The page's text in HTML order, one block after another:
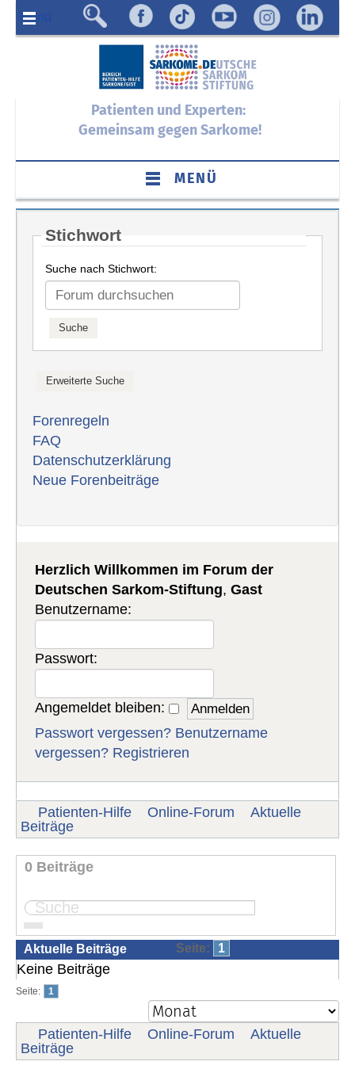
Menü
Patienten und Experten:
Gemeinsam gegen Sarkome!
MENÜ
Stichwort
Suche nach Stichwort:
Forenregeln
FAQ
Datenschutzerklärung
Neue Forenbeiträge
Herzlich Willkommen im Forum der
Deutschen Sarkom-Stiftung,Gast
Benutzername:
Passwort:
Angemeldet bleiben:
Passwort vergessen? Benutzername
vergessen? Registrieren
Patienten-Hilfe Online-Forum
Aktuelle
Beiträge
0 Beiträge
Seite: 1
Aktuelle Beiträge
Keine Beiträge
Seite: 1
Patienten-Hilfe Online-Forum
Aktuelle
Beiträge